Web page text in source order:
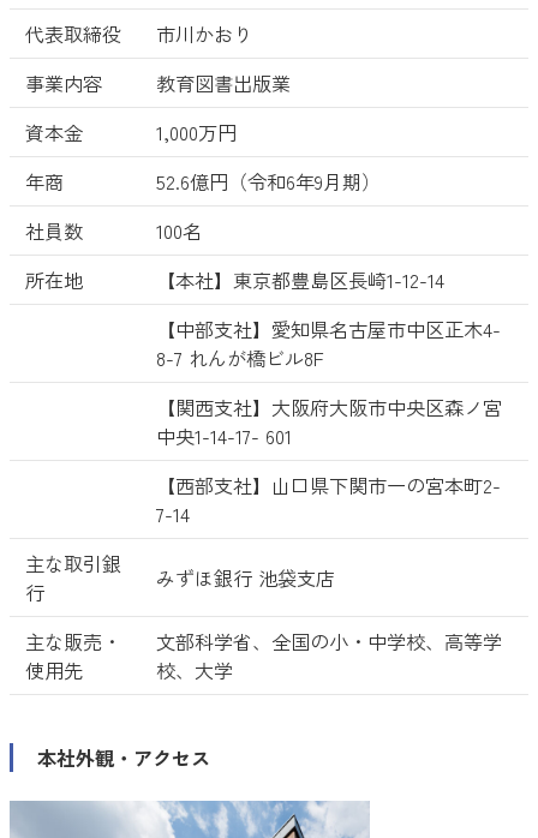
代表取締役
市川かおり
事業内容
教育図書出版業
資本金
1,000万円
年商
52.6億円（令和6年9月期）
社員数
100名
所在地
【本社】東京都豊島区長崎1-12-14
【中部支社】愛知県名古屋市中区正木4-
8-7 れんが橋ビル8F
【関西支社】大阪府大阪市中央区森ノ宮
中央1-14-17- 601
【西部支社】山口県下関市一の宮本町2-
7-14
主な取引銀
行
みずほ銀行 池袋支店
主な販売・
使用先
文部科学省、全国の小・中学校、高等学
校、大学
本社外観・アクセス